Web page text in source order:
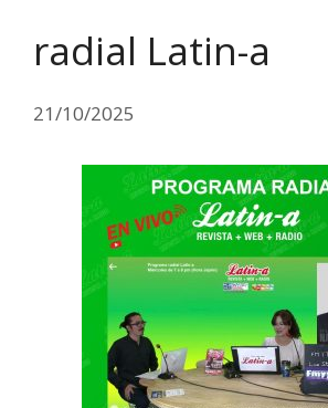
radial Latin-a
21/10/2025